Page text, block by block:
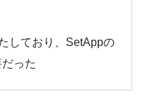
しており、SetAppの
った